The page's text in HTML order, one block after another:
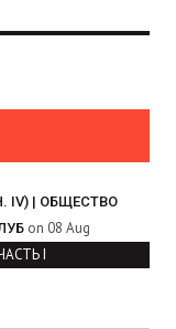
IV) | ОБЩЕСТВО
on 08 Aug
I